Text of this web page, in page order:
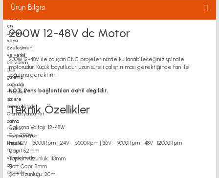
Ürün Bilgisi
200W 12-48V dc Motor
200W 12-48V ile çalışan CNC projelerinizde kullanabileceğiniz spindle
motorudur. Küçük boyutludur. uzun süreli çalıştırılması gerektiğinde fan ile
soğutma gerektirir.
NOT: Pens bağlantıları dahil değildir.
Teknik Özellikler
Çalışma Voltajı: 12-48W
Güç: 200W
Hız: 12V - 3000Rpm | 24V - 6000Rpm | 36V - 9000Rpm | 48V -12000Rpm
Çapı: 52mm
Toplam Uzunluk: 113mm
Şaft Çapı: 8mm
Şaft Uzunluğu: 20m